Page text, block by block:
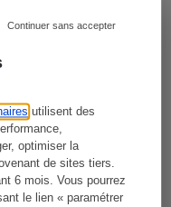
utilisent des
optimiser la
de sites tiers.
6 mois. Vous pourrez
le lien « paramétrer
Continuer sans accepter
propose le
géolocalisés